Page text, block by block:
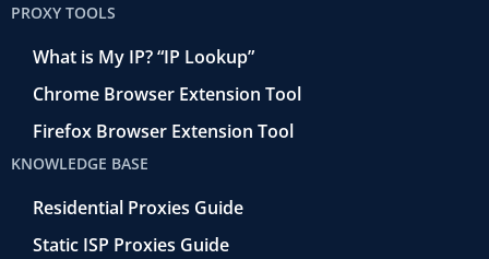
PROXY TOOLS
What is My IP? “IP Lookup”
Chrome Browser Extension Tool
Firefox Browser Extension Tool
KNOWLEDGE BASE
Residential Proxies Guide
Static ISP Proxies Guide